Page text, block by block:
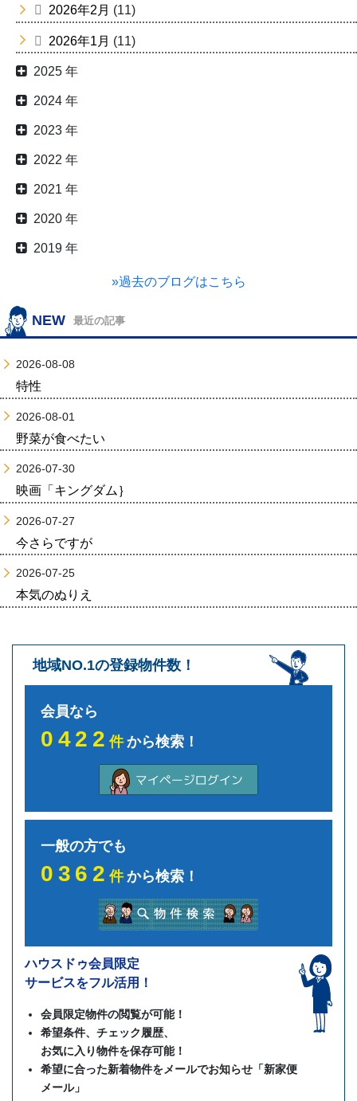
2026年2月 (11)
2026年1月 (11)
2025 年
2024 年
2023 年
2022 年
2021 年
2020 年
2019 年
»過去のブログはこちら
NEW 最近の記事
2026-08-08
特性
2026-08-01
野菜が食べたい
2026-07-30
映画「キングダム｝
2026-07-27
今さらですが
2026-07-25
本気のぬりえ
地域NO.1の登録物件数！
会員なら
0422件から検索！
一般の方でも
0362件から検索！
ハウスドゥ会員限定
サービスをフル活用！
会員限定物件の閲覧が可能！
希望条件、チェック履歴、
お気に入り物件を保存可能！
希望に合った新着物件をメールでお知らせ「新家便
メール」